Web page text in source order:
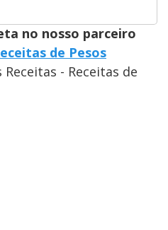
no nosso parceiro
de Pesos
- Receitas de